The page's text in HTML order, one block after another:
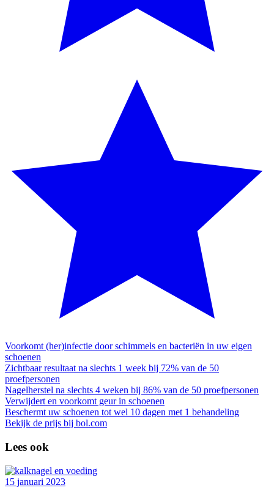
Voorkomt (her)infectie door schimmels en bacteriën in uw eigen
schoenen
Zichtbaar resultaat na slechts 1 week bij 72% van de 50
proefpersonen
Nagelherstel na slechts 4 weken bij 86% van de 50 proefpersonen
Verwijdert en voorkomt geur in schoenen
Beschermt uw schoenen tot wel 10 dagen met 1 behandeling
Bekijk de prijs bij bol.com
Lees ook
15 januari 2023